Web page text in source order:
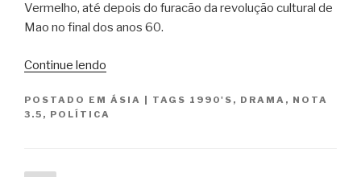
Vermelho, até depois do furacão da revolução cultural de
Mao no final dos anos 60.
Continue lendo
Viver
/
POSTADO EM ÁSIA TAGS 1990'S , DRAMA , NOTA
3.5 , POLÍTICA